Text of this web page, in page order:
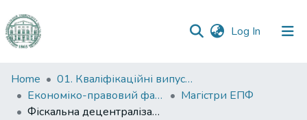
Log In (current)
Communities
&
Collections
Home
01. Кваліфікаційні випускні роботи здобувачів вищої освіти
Економіко-правовий факультет
Магістри ЕПФ
Фіскальна децентралізація: зарубіжний досвід та можливості його імплементації в Україні